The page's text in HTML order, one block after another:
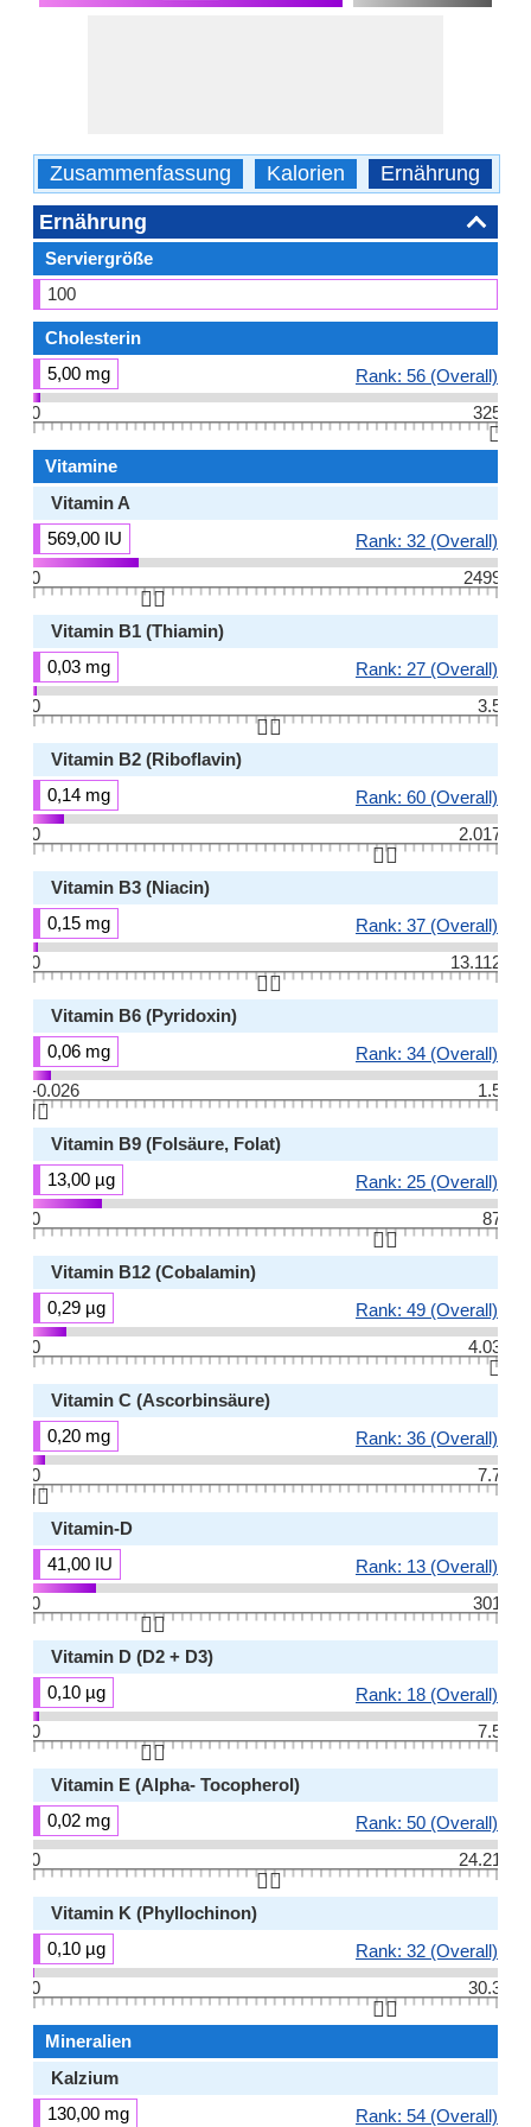
Zusammenfassung Kalorien Ernährung
Ernährung
Serviergröße
100
Cholesterin
5,00 mg
Rank: 56 (Overall)
0
325
👆🏻
Vitamine
Vitamin A
569,00 IU
Rank: 32 (Overall)
0
2499
👆🏻
Vitamin B1 (Thiamin)
0,03 mg
Rank: 27 (Overall)
0
3.5
👆🏻
Vitamin B2 (Riboflavin)
0,14 mg
Rank: 60 (Overall)
0
2.017
👆🏻
Vitamin B3 (Niacin)
0,15 mg
Rank: 37 (Overall)
0
13.112
👆🏻
Vitamin B6 (Pyridoxin)
0,06 mg
Rank: 34 (Overall)
-0.026
1.5
👆🏻
Vitamin B9 (Folsäure, Folat)
13,00 µg
Rank: 25 (Overall)
0
87
👆🏻
Vitamin B12 (Cobalamin)
0,29 µg
Rank: 49 (Overall)
0
4.03
👆🏻
Vitamin C (Ascorbinsäure)
0,20 mg
Rank: 36 (Overall)
0
7.7
👆🏻
Vitamin-D
41,00 IU
Rank: 13 (Overall)
0
301
👆🏻
Vitamin D (D2 + D3)
0,10 µg
Rank: 18 (Overall)
0
7.5
👆🏻
Vitamin E (Alpha- Tocopherol)
0,02 mg
Rank: 50 (Overall)
0
24.21
👆🏻
Vitamin K (Phyllochinon)
0,10 µg
Rank: 32 (Overall)
0
30.3
👆🏻
Mineralien
Kalzium
130,00 mg
Rank: 54 (Overall)